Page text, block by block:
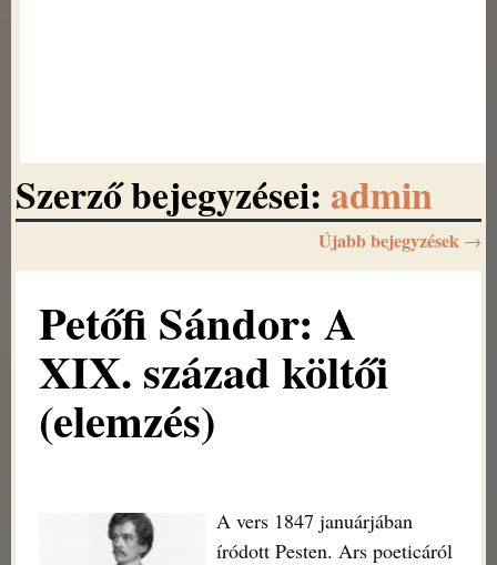
Szerző bejegyzései: admin
Bejegyzés navigáció
Újabb bejegyzések →
Petőfi Sándor: A
XIX. század költői
(elemzés)
A vers 1847 januárjában
íródott Pesten. Ars poeticáról